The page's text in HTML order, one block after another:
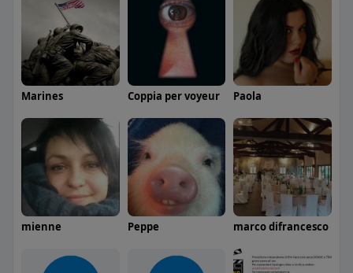
Marines Coppia per voyeur Paola
mienne Peppe marco difrancesco